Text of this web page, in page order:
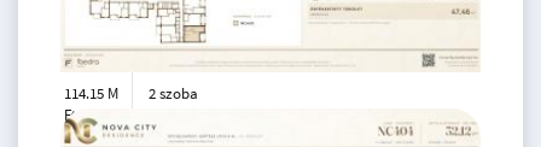
114.15 M
Ft
45 m
2 szoba